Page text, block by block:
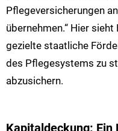
Pflegeversicherungen
übernehmen.“ Hier
gezielte staatliche
des Pflegesystems zu
abzusichern.
Kapitaldeckung: Ein